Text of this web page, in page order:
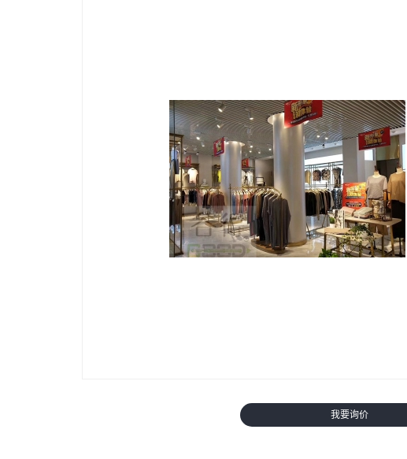
我要询价